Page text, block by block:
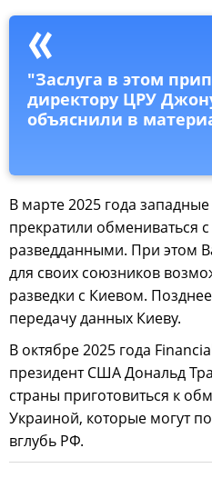
"Заслуга в этом
директору ЦРУ
объяснили в
В марте 2025 года
прекратили обмениваться
разведданными. При этом
для своих союзников
разведки с Киевом.
передачу данных Киеву.
В октябре 2025 года
президент США Дональд
страны приготовиться к
Украиной, которые могут
вглубь РФ.